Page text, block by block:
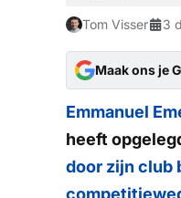
Tom Visser 3
Maak ons je
Emmanuel
heeft
door zijn club